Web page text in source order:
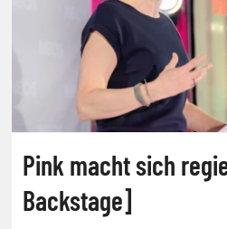
Pink macht sich
Backstage]